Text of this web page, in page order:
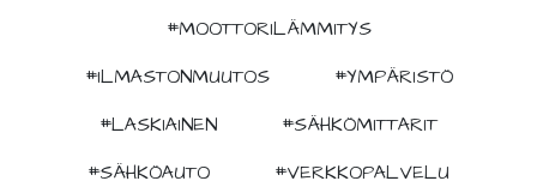
#MOOTTORILÄMMITYS
#ILMASTONMUUTOS
#YMPÄRISTÖ
#LASKIAINEN
#SÄHKÖMITTARIT
#SÄHKÖAUTO
#VERKKOPALVELU